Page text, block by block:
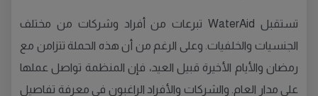
تستقبل WaterAid تبرعات من أفراد وشركات من مختلف
الجنسيات والخلفيات. وعلى الرغم من أن هذه الحملة تتزامن مع
رمضان والأيام الأخيرة قبيل العيد، فإن المنظمة تواصل عملها
على مدار العام. والشركات والأفراد الراغبون في معرفة تفاصيل